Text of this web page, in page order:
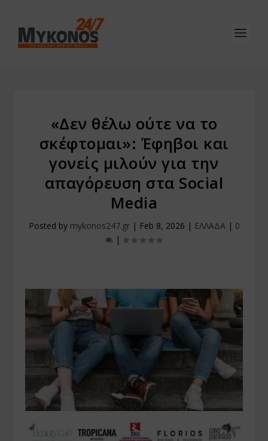
«Δεν θέλω ούτε να το
σκέφτομαι»: Έφηβοι και
γονείς μιλούν για την
απαγόρευση στα Social
Media
Posted by mykonos247.gr| Feb 8, 2026 | ΕΛΛΑΔΑ| 0
|